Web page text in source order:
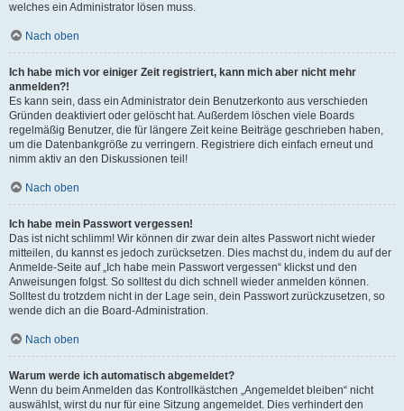
welches ein Administrator lösen muss.
Nach oben
Ich habe mich vor einiger Zeit registriert, kann mich aber nicht mehr
anmelden?!
Es kann sein, dass ein Administrator dein Benutzerkonto aus verschieden
Gründen deaktiviert oder gelöscht hat. Außerdem löschen viele Boards
regelmäßig Benutzer, die für längere Zeit keine Beiträge geschrieben haben,
um die Datenbankgröße zu verringern. Registriere dich einfach erneut und
nimm aktiv an den Diskussionen teil!
Nach oben
Ich habe mein Passwort vergessen!
Das ist nicht schlimm! Wir können dir zwar dein altes Passwort nicht wieder
mitteilen, du kannst es jedoch zurücksetzen. Dies machst du, indem du auf der
Anmelde-Seite auf „Ich habe mein Passwort vergessen“ klickst und den
Anweisungen folgst. So solltest du dich schnell wieder anmelden können.
Solltest du trotzdem nicht in der Lage sein, dein Passwort zurückzusetzen, so
wende dich an die Board-Administration.
Nach oben
Warum werde ich automatisch abgemeldet?
Wenn du beim Anmelden das Kontrollkästchen „Angemeldet bleiben“ nicht
auswählst, wirst du nur für eine Sitzung angemeldet. Dies verhindert den